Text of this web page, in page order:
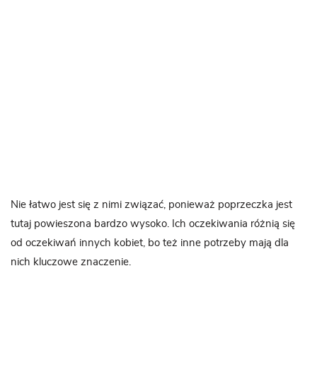
Nie łatwo jest się z nimi związać, ponieważ poprzeczka jest
tutaj powieszona bardzo wysoko. Ich oczekiwania różnią się
od oczekiwań innych kobiet, bo też inne potrzeby mają dla
nich kluczowe znaczenie.